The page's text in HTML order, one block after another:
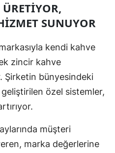
SUNUYOR
kendi kahve
zincir kahve
Şirketin bünyesindeki
geliştirilen özel sistemler,
müşteri
marka değerlerine